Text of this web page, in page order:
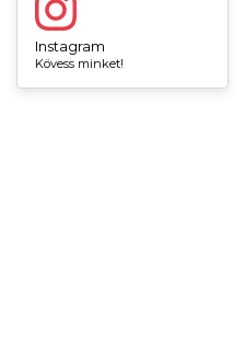
Instagram
Kövess minket!